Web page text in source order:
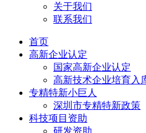
关于我们
联系我们
首页
高新企业认定
国家高新企业认定
高新技术企业培育入
专精特新小巨人
深圳市专精特新政策
科技项目资助
研发资助